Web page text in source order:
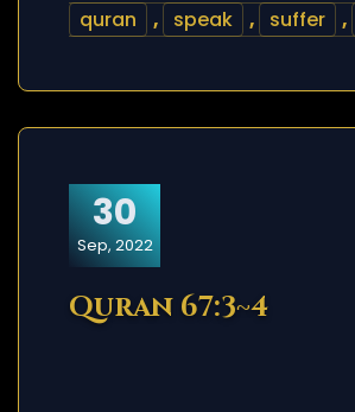
quran
, speak , suffer ,
30
Sep, 2022
Quran 67:3~4